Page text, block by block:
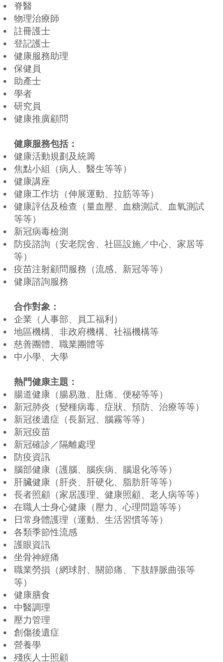
脊醫
物理治療師
註冊護士
登記護士
健康服務助理
保健員
助產士
學者
研究員
健康推廣顧問
健康服務包括：
健康活動規劃及統籌
焦點小組（病人、醫生等等）
健康講座
健康工作坊（伸展運動、拉筋等等）
健康評估及檢查（量血壓、血糖測試、血氧測試
等等）
新冠病毒檢測
防疫諮詢（安老院舍、社區設施／中心、家居等
等）
疫苗注射顧問服務（流感、新冠等等）
健康諮詢服務
合作對象：
企業（人事部、員工福利）
地區機構、非政府機構、社福機構等
慈善團體、職業團體等
中小學、大學
熱門健康主題：
腸道健康（腸易激、肚痛、便秘等等）
新冠肺炎（變種病毒、症狀、預防、治療等等）
新冠後遺症（長新冠、腦霧等等）
新冠疫苗
新冠確診／隔離處理
防疫資訊
腦部健康（護腦、腦疾病、腦退化等等）
肝臟健康（肝炎、肝硬化、脂肪肝等等）
長者照顧（家居護理、健康照顧、老人病等等）
在職人士身心健康（壓力、心理問題等等）
日常身體護理（運動、生活習慣等等）
各類季節性流感
護眼資訊
坐骨神經痛
職業勞損（網球肘、關節痛、下肢靜脈曲張等
等）
健康膳食
中醫調理
壓力管理
創傷後遺症
營養學
殘疾人士照顧